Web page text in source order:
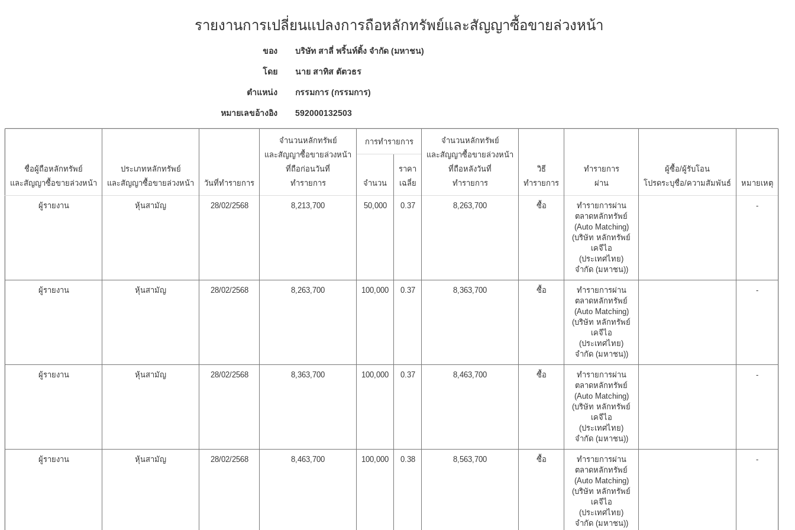
รายงานการเปลี่ยนแปลงการถือหลักทรัพย์และสัญญาซื้อขายล่วงหน้า
ของ บริษัท สาลี่ พริ้นท์ติ้ง จำกัด (มหาชน)
โดย นาย สาทิส ตัตวธร
ตำแหน่ง กรรมการ (กรรมการ)
หมายเลขอ้างอิง 592000132503
ชื่อผู้ถือหลักทรัพย์
และสัญญาซื้อขายล่วงหน้า
ประเภทหลักทรัพย์
และสัญญาซื้อขายล่วงหน้า
วันที่ทำรายการ
จำนวนหลักทรัพย์
และสัญญาซื้อขายล่วงหน้า
ที่ถือก่อนวันที่
ทำรายการ
การทำรายการ
จำนวนหลักทรัพย์
และสัญญาซื้อขายล่วงหน้า
ที่ถือหลังวันที่
ทำรายการ
วิธี
ทำรายการ
ทำรายการ
ผ่าน
ผู้ซื้อ/ผู้รับโอน
โปรดระบุชื่อ/ความสัมพันธ์
หมายเหตุ
จำนวน
ราคา
เฉลี่ย
ผู้รายงาน หุ้นสามัญ 28/02/2568 8,213,700 50,000 0.37 8,263,700 ซื้อ
ทำรายการผ่าน
ตลาดหลักทรัพย์
(Auto Matching)
(บริษัท หลักทรัพย์
เคจีไอ
(ประเทศไทย)
จำกัด (มหาชน))
-
ผู้รายงาน หุ้นสามัญ 28/02/2568 8,263,700 100,000 0.37 8,363,700 ซื้อ
ทำรายการผ่าน
ตลาดหลักทรัพย์
(Auto Matching)
(บริษัท หลักทรัพย์
เคจีไอ
(ประเทศไทย)
จำกัด (มหาชน))
-
ผู้รายงาน หุ้นสามัญ 28/02/2568 8,363,700 100,000 0.37 8,463,700 ซื้อ
ทำรายการผ่าน
ตลาดหลักทรัพย์
(Auto Matching)
(บริษัท หลักทรัพย์
เคจีไอ
(ประเทศไทย)
จำกัด (มหาชน))
-
ผู้รายงาน หุ้นสามัญ 28/02/2568 8,463,700 100,000 0.38 8,563,700 ซื้อ
ทำรายการผ่าน
ตลาดหลักทรัพย์
(Auto Matching)
(บริษัท หลักทรัพย์
เคจีไอ
(ประเทศไทย)
จำกัด (มหาชน))
-